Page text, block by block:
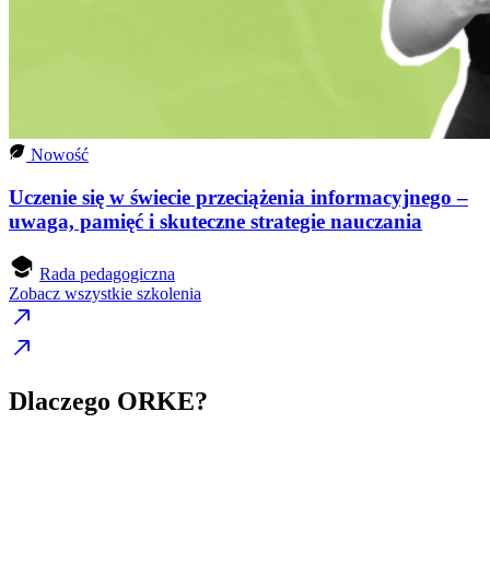
Nowość
Uczenie się w świecie przeciążenia informacyjnego –
uwaga, pamięć i skuteczne strategie nauczania
Rada pedagogiczna
Zobacz wszystkie szkolenia
Dlaczego ORKE?